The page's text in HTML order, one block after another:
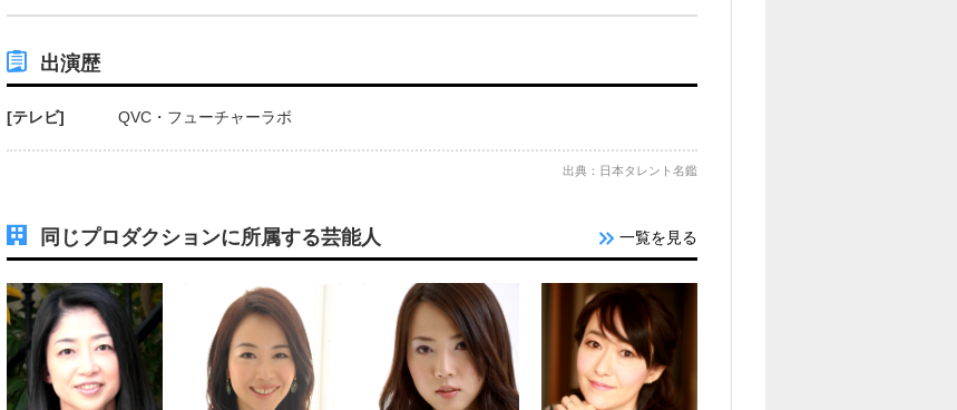
出演歴
[テレビ] QVC・フューチャーラボ
出典：日本タレント名鑑
同じプロダクションに所属する芸能人 一覧を見る